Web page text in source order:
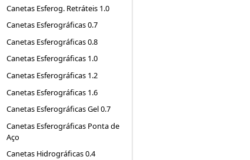
Canetas Esferog. Retráteis 1.0
Canetas Esferográficas 0.7
Canetas Esferográficas 0.8
Canetas Esferográficas 1.0
Canetas Esferográficas 1.2
Canetas Esferográficas 1.6
Canetas Esferográficas Gel 0.7
Canetas Esferográficas Ponta de
Aço
Canetas Hidrográficas 0.4